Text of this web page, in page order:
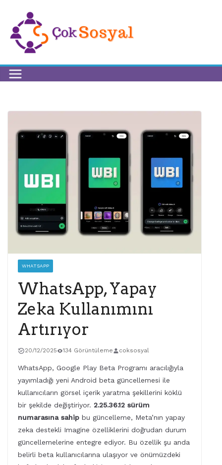
WHATSAPP
WhatsApp, Yapay
Zeka Kullanımını
Artırıyor
20/12/2025 134 Görüntüleme coksosyal
WhatsApp, Google Play Beta Programı aracılığıyla
yayımladığı yeni Android beta güncellemesi ile
kullanıcıların görsel içerik yaratma şekillerini köklü
bir şekilde değiştiriyor. 2.25.36.12 sürüm
numarasına sahip bu güncelleme, Meta’nın yapay
zeka destekli Imagine özelliklerini doğrudan durum
güncellemelerine entegre ediyor. Bu özellik şu anda
belirli beta kullanıcılarına ulaşıyor ve önümüzdeki